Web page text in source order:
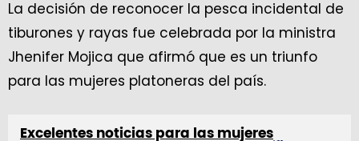
La decisión de reconocer la pesca incidental de
tiburones y rayas fue celebrada por la ministra
Jhenifer Mojica que afirmó que es un triunfo
para las mujeres platoneras del país.
Excelentes noticias para las mujeres